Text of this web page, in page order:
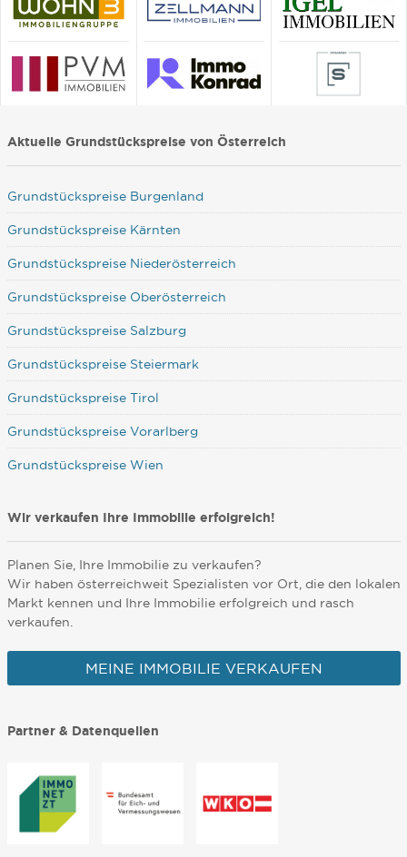
Aktuelle Grundstückspreise von Österreich
Grundstückspreise Burgenland
Grundstückspreise Kärnten
Grundstückspreise Niederösterreich
Grundstückspreise Oberösterreich
Grundstückspreise Salzburg
Grundstückspreise Steiermark
Grundstückspreise Tirol
Grundstückspreise Vorarlberg
Grundstückspreise Wien
Wir verkaufen Ihre Immobilie erfolgreich!
Planen Sie, Ihre Immobilie zu verkaufen?
Wir haben österreichweit Spezialisten vor Ort, die den lokalen
Markt kennen und Ihre Immobilie erfolgreich und rasch
verkaufen.
MEINE IMMOBILIE VERKAUFEN
Partner & Datenquellen